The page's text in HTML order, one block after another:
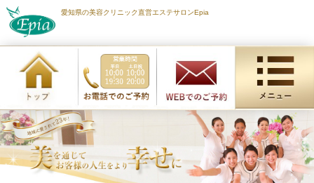
愛知県の美容クリニック直営エステサロンEpia